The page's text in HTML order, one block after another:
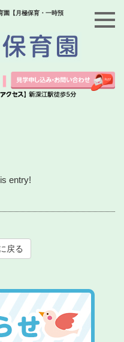
園【月極保育・一時預
entry!
戻る